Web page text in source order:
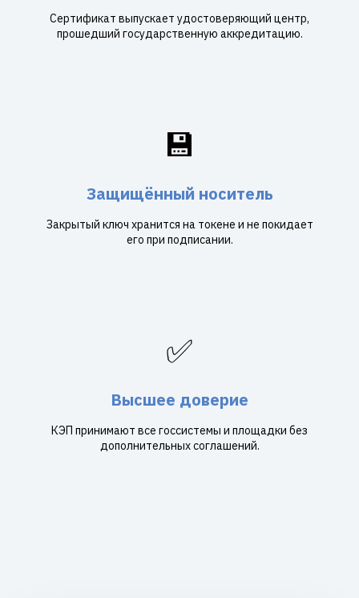
Сертификат выпускает удостоверяющий центр,
прошедший государственную аккредитацию.
💾
Защищённый носитель
Закрытый ключ хранится на токене и не покидает
его при подписании.
✅
Высшее доверие
КЭП принимают все госсистемы и площадки без
дополнительных соглашений.